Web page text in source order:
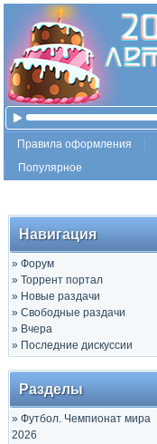
Правила оформления
Популярное
Навигация
» Форум
» Торрент портал
» Новые раздачи
» Свободные раздачи
» Вчера
» Последние дискуссии
Разделы
» Футбол. Чемпионат мира
2026